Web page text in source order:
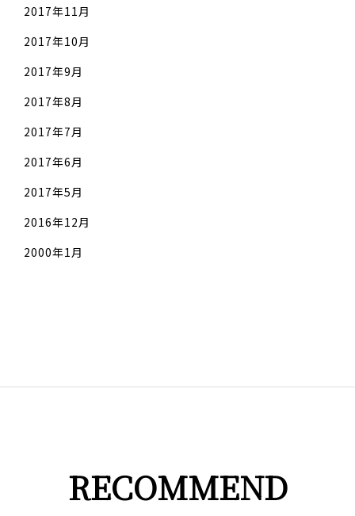
2017年11月
2017年10月
2017年9月
2017年8月
2017年7月
2017年6月
2017年5月
2016年12月
2000年1月
RECOMMEND